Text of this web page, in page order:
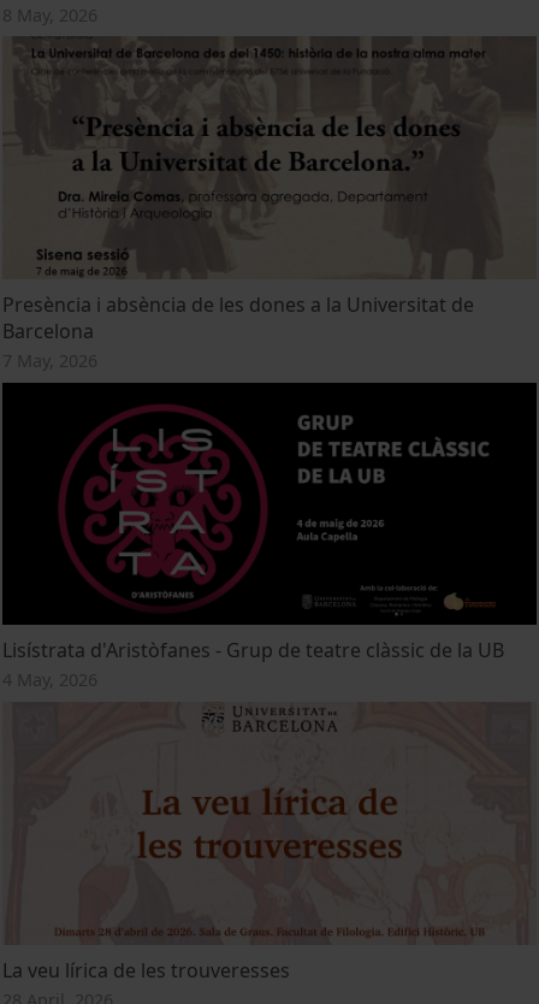
8 May, 2026
Presència i absència de les dones a la Universitat de
Barcelona
7 May, 2026
Lisístrata d'Aristòfanes - Grup de teatre clàssic de la UB
4 May, 2026
La veu lírica de les trouveresses
28 April, 2026